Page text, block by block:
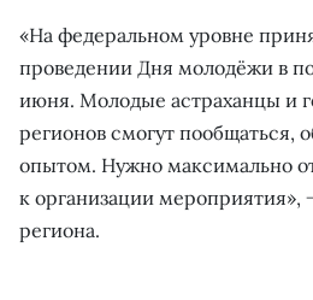
«На федеральном уровне
проведении Дня молодёжи в
июня. Молодые астраханцы и
регионов смогут пообщаться,
опытом. Нужно максимально
к организации мероприятия»,
региона.